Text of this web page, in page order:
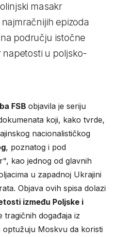
masakr
epizoda
području istočne
napetosti u poljsko-
FSBobjavila je seriju
koji, kako tvrde,
nacionalističkog
, poznatog i pod
kao jednog od glavnih
u zapadnoj Ukrajini
Objava ovih spisa dolazi
između Poljske i
tragičnih događaja iz
optužuju Moskvu da koristi